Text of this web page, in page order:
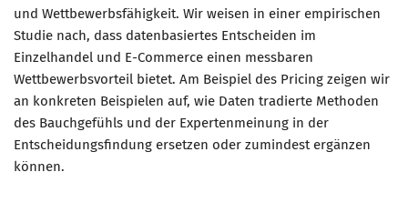
und Wettbewerbsfähigkeit. Wir weisen in einer empirischen
Studie nach, dass datenbasiertes Entscheiden im
Einzelhandel und E-Commerce einen messbaren
Wettbewerbsvorteil bietet. Am Beispiel des Pricing zeigen wir
an konkreten Beispielen auf, wie Daten tradierte Methoden
des Bauchgefühls und der Expertenmeinung in der
Entscheidungsfindung ersetzen oder zumindest ergänzen
können.